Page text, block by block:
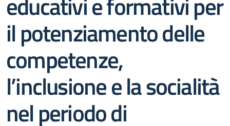
il potenziamento delle
competenze,
l’inclusione e la socialità
nel periodo di